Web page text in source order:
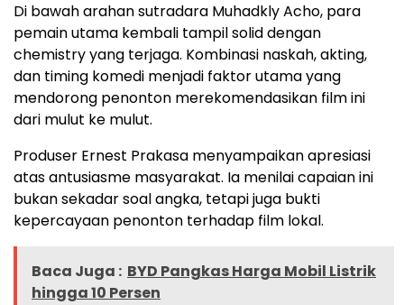
Di bawah arahan sutradara Muhadkly Acho, para
pemain utama kembali tampil solid dengan
chemistry yang terjaga. Kombinasi naskah, akting,
dan timing komedi menjadi faktor utama yang
mendorong penonton merekomendasikan film ini
dari mulut ke mulut.
Produser Ernest Prakasa menyampaikan apresiasi
atas antusiasme masyarakat. Ia menilai capaian ini
bukan sekadar soal angka, tetapi juga bukti
kepercayaan penonton terhadap film lokal.
Baca Juga : BYD Pangkas Harga Mobil Listrik
hingga 10 Persen